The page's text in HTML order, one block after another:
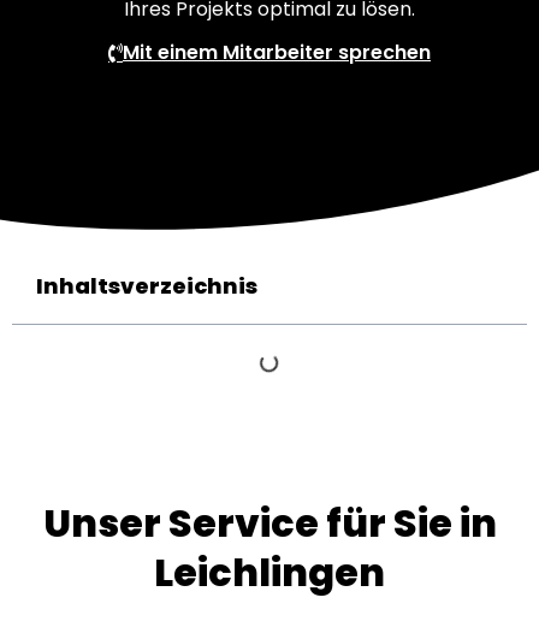
Ihres Projekts optimal zu lösen.
Mit einem Mitarbeiter sprechen
Inhaltsverzeichnis
Unser Service für Sie in
Leichlingen